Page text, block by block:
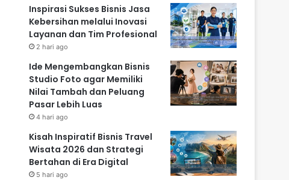
Inspirasi Sukses Bisnis Jasa
Kebersihan melalui Inovasi
Layanan dan Tim Profesional
2 hari ago
Ide Mengembangkan Bisnis
Studio Foto agar Memiliki
Nilai Tambah dan Peluang
Pasar Lebih Luas
4 hari ago
Kisah Inspiratif Bisnis Travel
Wisata 2026 dan Strategi
Bertahan di Era Digital
5 hari ago